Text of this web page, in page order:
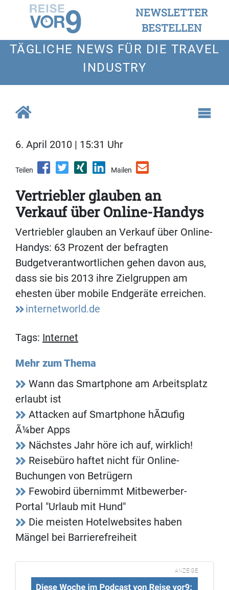
NEWSLETTER
BESTELLEN
TÄGLICHE NEWS FÜR DIE TRAVEL
INDUSTRY
6. April 2010 | 15:31 Uhr
Teilen Mailen
Vertriebler glauben an
Verkauf über Online-Handys
Vertriebler glauben an Verkauf über Online-
Handys: 63 Prozent der befragten
Budgetverantwortlichen gehen davon aus,
dass sie bis 2013 ihre Zielgruppen am
ehesten über mobile Endgeräte erreichen.
internetworld.de
Tags: Internet
Mehr zum Thema
Wann das Smartphone am Arbeitsplatz
erlaubt ist
Attacken auf Smartphone hÃ¤ufig
Ã¼ber Apps
Nächstes Jahr höre ich auf, wirklich!
Reisebüro haftet nicht für Online-
Buchungen von Betrügern
Fewobird übernimmt Mitbewerber-
Portal "Urlaub mit Hund"
Die meisten Hotelwebsites haben
Mängel bei Barrierefreiheit
ANZEIGE